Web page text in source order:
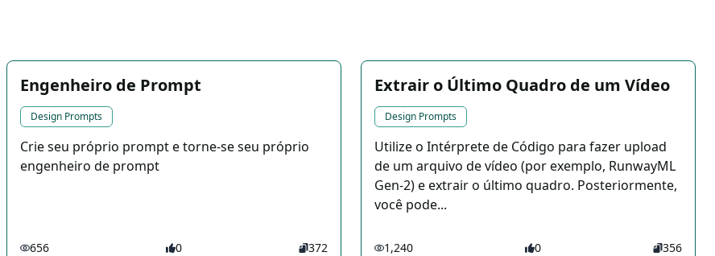
Engenheiro de Prompt
Design Prompts
Crie seu próprio prompt e torne-se seu próprio
engenheiro de prompt
656 0 372
Extrair o Último Quadro de um Vídeo
Design Prompts
Utilize o Intérprete de Código para fazer upload
de um arquivo de vídeo (por exemplo, RunwayML
Gen-2) e extrair o último quadro. Posteriormente,
você pode...
1,240 0 356